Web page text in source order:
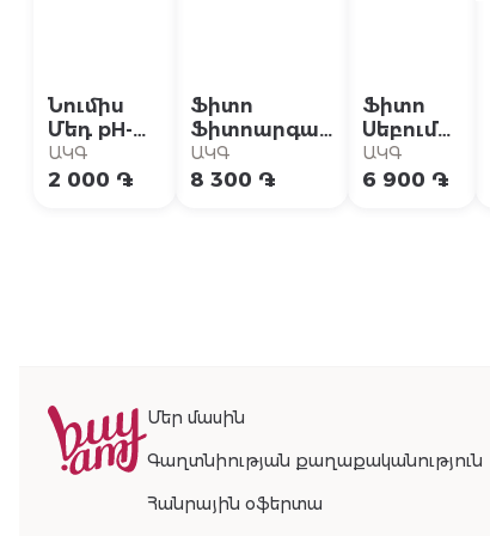
Նումիս
Մեդ pH-
5.5
սենսիտիվ
ԱԿԳ
2 000 ֏
Ֆիտո
Ֆիտոարգան
դեղնության
դեմ
ԱԿԳ
8 300 ֏
Ֆիտո
Սեբում
Կոնտրոլ
շամպուն
ԱԿԳ
6 900 ֏
Մեր մասին
Գաղտնիության քաղաքականություն
Հանրային օֆերտա